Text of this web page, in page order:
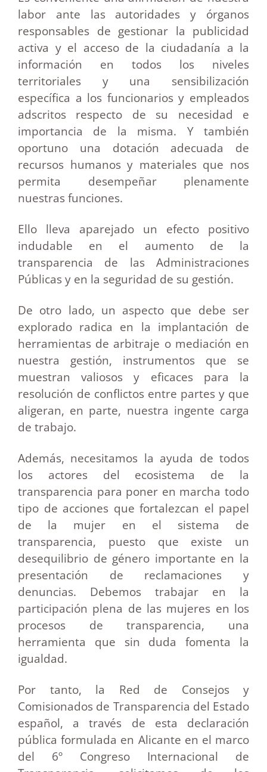
labor ante las autoridades y órganos
responsables de gestionar la publicidad
activa y el acceso de la ciudadanía a la
información en todos los niveles
territoriales y una sensibilización
específica a los funcionarios y empleados
adscritos respecto de su necesidad e
importancia de la misma. Y también
oportuno una dotación adecuada de
recursos humanos y materiales que nos
permita desempeñar plenamente
nuestras funciones.
Ello lleva aparejado un efecto positivo
indudable en el aumento de la
transparencia de las Administraciones
Públicas y en la seguridad de su gestión.
De otro lado, un aspecto que debe ser
explorado radica en la implantación de
herramientas de arbitraje o mediación en
nuestra gestión, instrumentos que se
muestran valiosos y eficaces para la
resolución de conflictos entre partes y que
aligeran, en parte, nuestra ingente carga
de trabajo.
Además, necesitamos la ayuda de todos
los actores del ecosistema de la
transparencia para poner en marcha todo
tipo de acciones que fortalezcan el papel
de la mujer en el sistema de
transparencia, puesto que existe un
desequilibrio de género importante en la
presentación de reclamaciones y
denuncias. Debemos trabajar en la
participación plena de las mujeres en los
procesos de transparencia, una
herramienta que sin duda fomenta la
igualdad.
Por tanto, la Red de Consejos y
Comisionados de Transparencia del Estado
español, a través de esta declaración
pública formulada en Alicante en el marco
del 6º Congreso Internacional de